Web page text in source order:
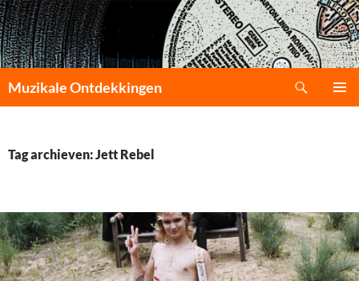
Muzikale Ontdekkingen
INHOUD
Tag archieven: Jett Rebel